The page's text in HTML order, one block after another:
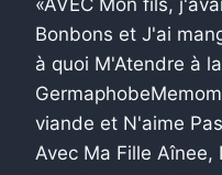
Bonbons et J'ai
à quoi M'Atendre à
viande et N'aime
Avec Ma Fille